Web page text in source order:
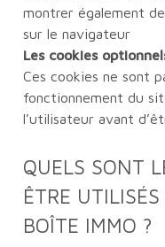
montrer également
sur le navigateur
Les cookies
Ces cookies ne sont
fonctionnement du
l’utilisateur avant
QUELS SONT
ÊTRE
BOÎTE IMMO ?